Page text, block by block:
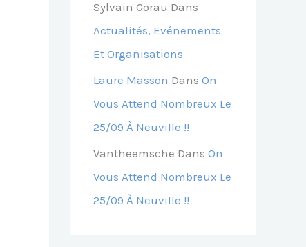
Sylvain Gorau Dans
Actualités, Evénements
Et Organisations
Laure Masson Dans On
Vous Attend Nombreux Le
25/09 À Neuville !!
Vantheemsche Dans On
Vous Attend Nombreux Le
25/09 À Neuville !!